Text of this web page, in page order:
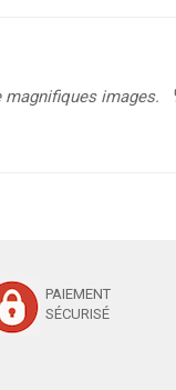
magnifiques images.
PAIEMENT
SÉCURISÉ